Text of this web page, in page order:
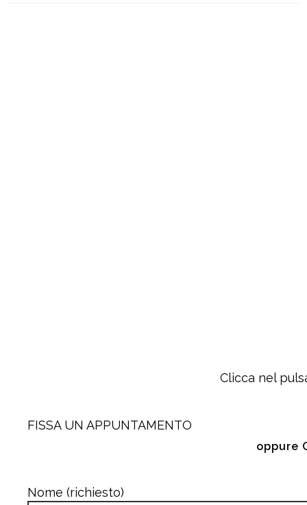
Clicca nel
FISSA UN APPUNTAMENTO
oppure
Nome (richiesto)